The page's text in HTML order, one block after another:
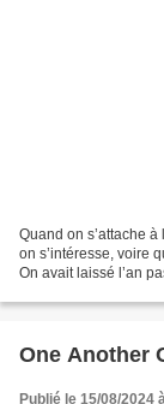
Quand on s’attache
on s’intéresse, voire
On avait laissé l’an
One Another
Publié le 15/08/2024